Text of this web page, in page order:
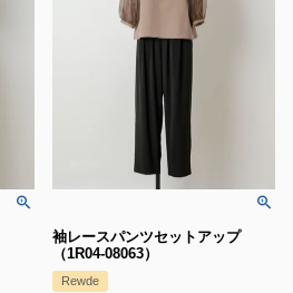
袖レースパンツセットアップ
（1R04-08063）
Rewde